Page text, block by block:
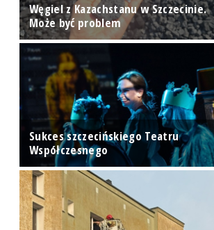
Węgiel z Kazachstanu w Szczecinie.
Może być problem
Sukces szczecińskiego Teatru
Współczesnego